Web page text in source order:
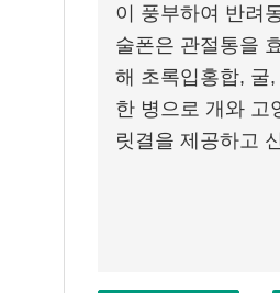
이 풍부하여 반려
술폰은 관절통을
해 초록입홍합, 굴
한 병으로 개와 고
릿결을 제공하고